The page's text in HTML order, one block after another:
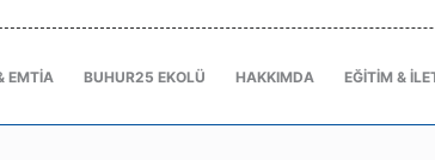
EMTIA BUHUR25 EKOLÜ HAKKIMDA EĞITIM &